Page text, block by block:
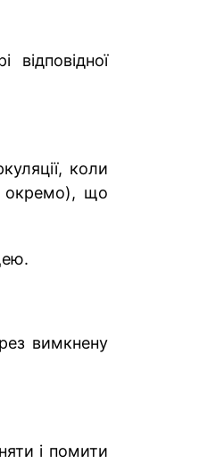
коли
окремо), що
вимкнену
і помити